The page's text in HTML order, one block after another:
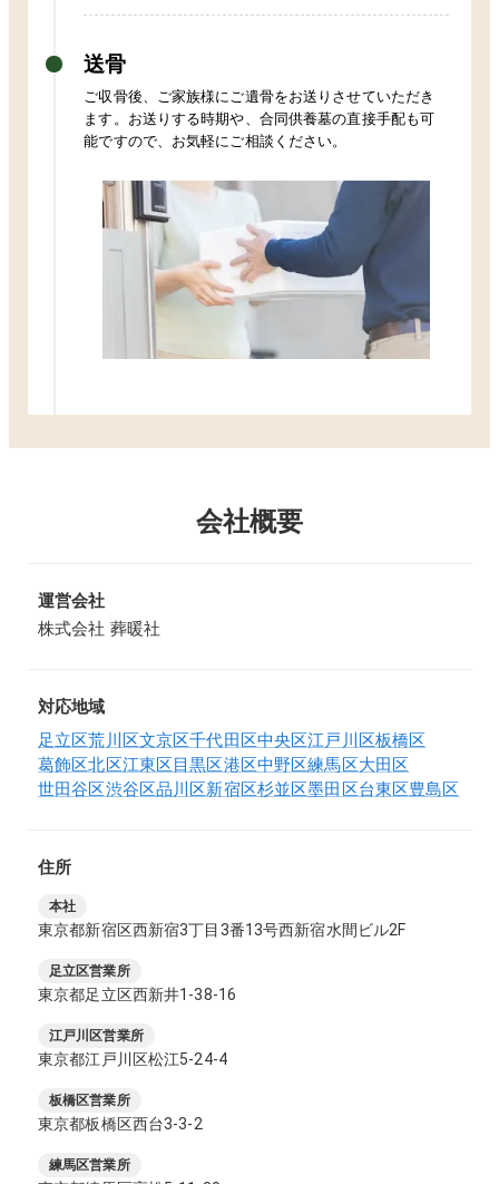
送骨
ご収骨後、ご家族様にご遺骨をお送りさせていただき
ます。お送りする時期や、合同供養墓の直接手配も可
能ですので、お気軽にご相談ください。
会社概要
運営会社
株式会社 葬暖社
対応地域
足立区荒川区文京区千代田区中央区江戸川区板橋区
葛飾区北区江東区目黒区港区中野区練馬区大田区
世田谷区渋谷区品川区新宿区杉並区墨田区台東区豊島区
住所
本社
東京都新宿区西新宿3丁目3番13号西新宿水間ビル2F
足立区営業所
東京都足立区西新井1-38-16
江戸川区営業所
東京都江戸川区松江5-24-4
板橋区営業所
東京都板橋区西台3-3-2
練馬区営業所